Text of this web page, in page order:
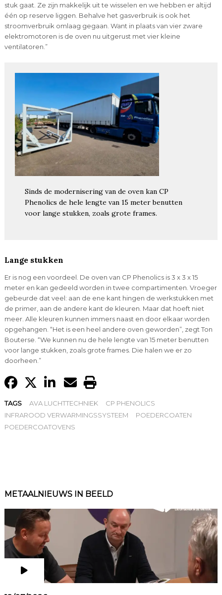
stuk gaat. Ze zijn makkelijk uit te wisselen en we hebben er altijd
één op reserve liggen. Behalve het gasverbruik is ook het
stroomverbruik omlaag gegaan. Want in plaats van vier zware
elektromotoren is de oven nu uitgerust met vier kleine
ventilatoren.”
Sinds de modernisering van de oven kan CP
Phenolics de hele lengte van 15 meter benutten
voor lange stukken, zoals grote frames.
Lange stukken
Er is nog een voordeel. De oven van CP Phenolics is 3 x 3 x 15
meter en kan gedeeld worden in twee compartimenten. Vroeger
gebeurde dat veel: aan de ene kant hingen de werkstukken met
de primer, aan de andere kant de kleuren. Maar dat hoeft niet
meer. Alle kleuren kunnen immers naast en door elkaar worden
opgehangen. “Het is een heel andere oven geworden”, zegt Ton
Bouterse. “We kunnen nu de hele lengte van 15 meter benutten
voor lange stukken, zoals grote frames. Die halen we er zo
doorheen.”
TAGS AVA LUCHTTECHNIEK
CP PHENOLICS
INFRAROOD VERWARMINGSSYSTEEM
POEDERCOATEN
POEDERCOATOVENS
METAALNIEUWS IN BEELD